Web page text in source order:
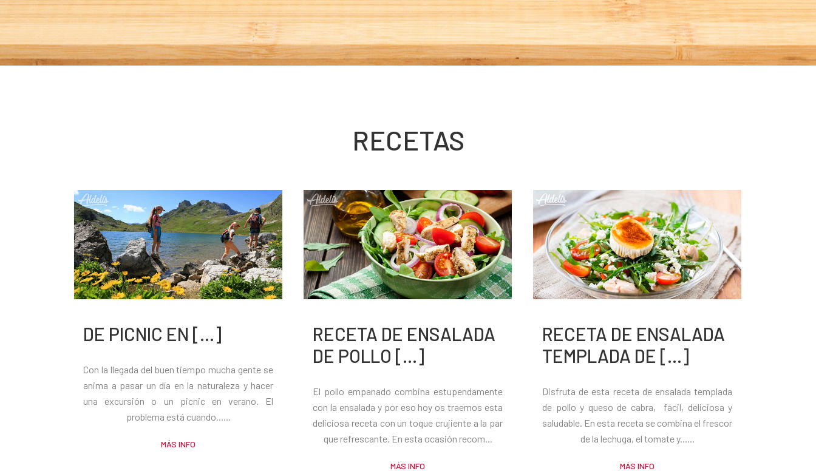
RECETAS
DE PICNIC EN [...]
Con la llegada del buen tiempo mucha gente se
anima a pasar un día en la naturaleza y hacer
una excursión o un picnic en verano. El
problema está cuando......
MÁS INFO
RECETA DE ENSALADA
DE POLLO [...]
El pollo empanado combina estupendamente
con la ensalada y por eso hoy os traemos esta
deliciosa receta con un toque crujiente a la par
que refrescante. En esta ocasión recom...
MÁS INFO
RECETA DE ENSALADA
TEMPLADA DE [...]
Disfruta de esta receta de ensalada templada
de pollo y queso de cabra, fácil, deliciosa y
saludable. En esta receta se combina el frescor
de la lechuga, el tomate y......
MÁS INFO